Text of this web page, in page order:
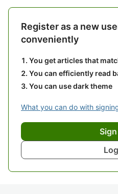
Register as a new
conveniently
You get articles that
You can efficiently read
You can use dark theme
What you can do with